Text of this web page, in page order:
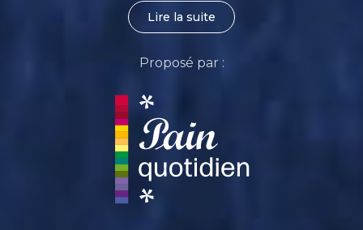
Lire la suite
Proposé par :